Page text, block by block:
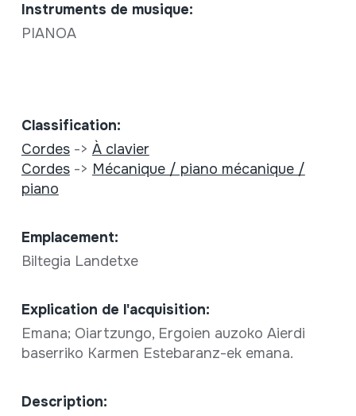
Instruments de musique:
PIANOA
Classification:
Cordes-> À clavier
Cordes-> Mécanique / piano mécanique /
piano
Emplacement:
Biltegia Landetxe
Explication de l'acquisition:
Emana; Oiartzungo, Ergoien auzoko Aierdi
baserriko Karmen Estebaranz-ek emana.
Description: